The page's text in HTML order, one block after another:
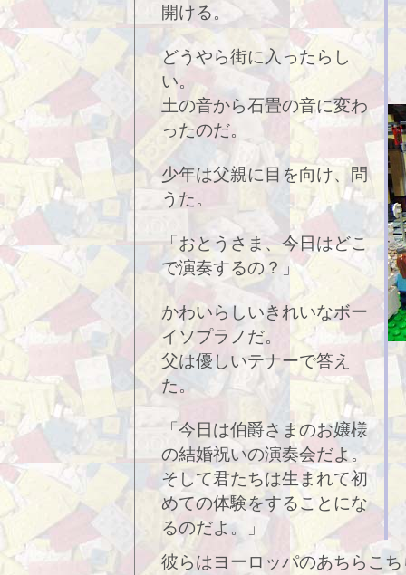
開ける。
どうやら街に入ったらし
い。
土の音から石畳の音に変わ
ったのだ。
少年は父親に目を向け、問
うた。
「おとうさま、今日はどこ
で演奏するの？」
かわいらしいきれいなボー
イソプラノだ。
父は優しいテナーで答え
た。
「今日は伯爵さまのお嬢様
の結婚祝いの演奏会だよ。
そして君たちは生まれて初
めての体験をすることにな
るのだよ。」
彼らはヨーロッパのあちらこ